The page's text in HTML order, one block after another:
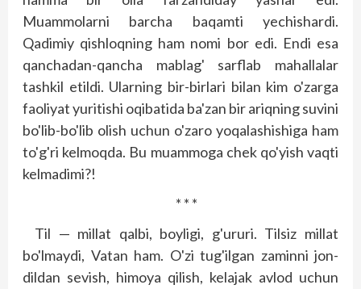
Muammolarni barcha baqamti yechishardi.
Qadimiy qish­loqning ham nomi bor edi. Endi esa
qanchadan-qancha mablag' sarflab mahallalar
tashkil etildi. Ularning bir-birlari bilan kim o'zarga
faoliyat yuritishi oqibatida ba'zan bir ariqning suvini
bo'lib-bo'lib olish uchun o'zaro yoqalashishiga ham
to'g'ri kelmoqda. Bu muammoga chek qo'yish vaqti
kelmadimi?!
* * *
Til — millat qalbi, boyligi, g'ururi. Tilsiz millat
bo'lmaydi, Vatan ham. O'zi tug'ilgan zaminni jon-
dildan sevish, himoya qilish, kelajak avlod uchun